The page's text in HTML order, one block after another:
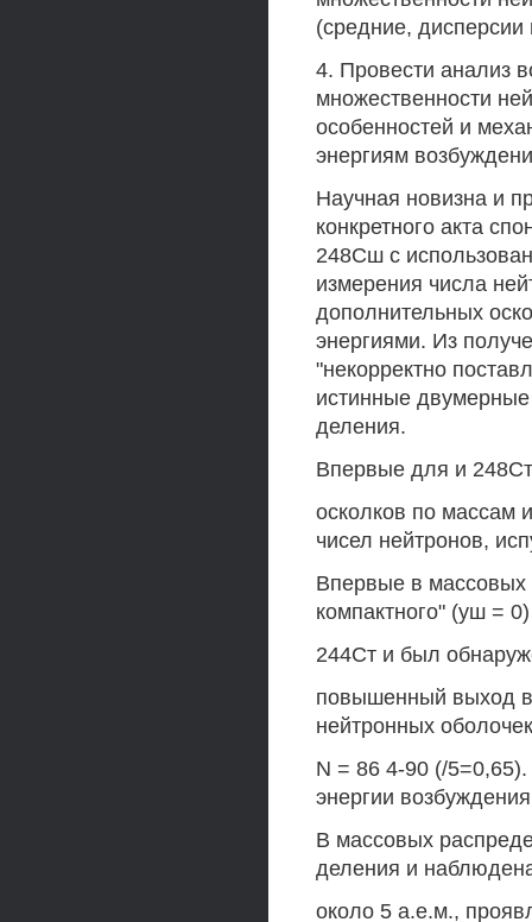
(средние, дисперсии
4. Провести анализ
множественности
особенностей и
энергиям
Научная новизна и
конкретного акта
248Сш с
измерения числа
дополнительных
энергиями. Из
"некорректно
истинные
деления.
Впервые для и
осколков по массам
чисел нейтронов,
Впервые в массовых
компактного" (уш =
244Ст и был
повышенный выход
нейтронных
N = 86 4-90 (/
энергии
В массовых
деления и
около 5 а.е.м.,